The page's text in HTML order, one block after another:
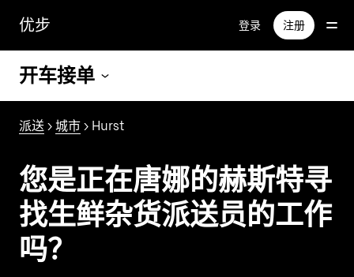
容
优步 登录 注册
开车接单
派送 > 城市 > Hurst
您是正在唐娜的赫斯特寻
找生鲜杂货派送员的工作
吗？